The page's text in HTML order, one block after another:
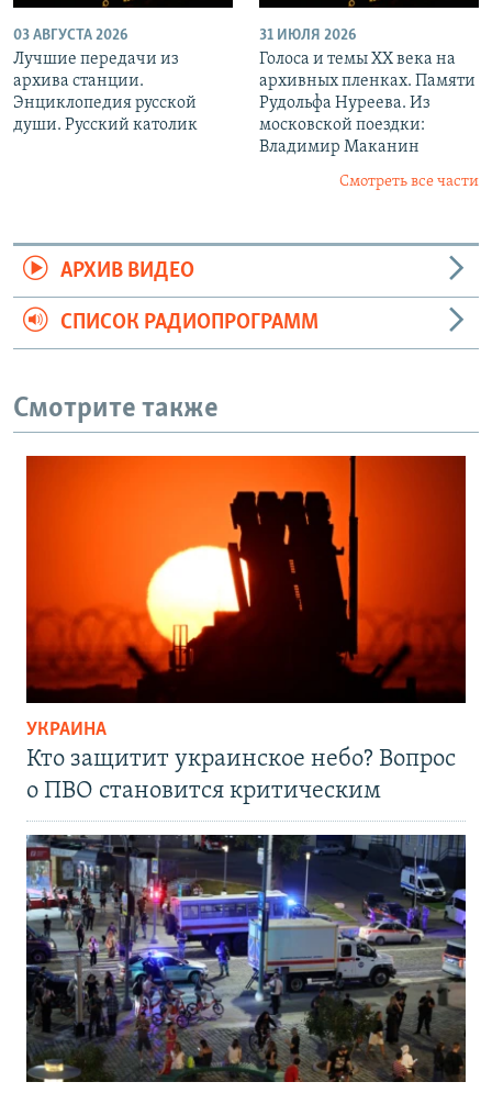
03 АВГУСТА 2026
Лучшие передачи из
архива станции.
Энциклопедия русской
души. Русский католик
31 ИЮЛЯ 2026
Голоса и темы XX века на
архивных пленках. Памяти
Рудольфа Нуреева. Из
московской поездки:
Владимир Маканин
Смотреть все части
АРХИВ ВИДЕО
СПИСОК РАДИОПРОГРАММ
Смотрите также
УКРАИНА
Кто защитит украинское небо? Вопрос
о ПВО становится критическим